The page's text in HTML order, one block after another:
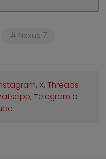
Nexus 7
, X, Threads,
, Telegram o